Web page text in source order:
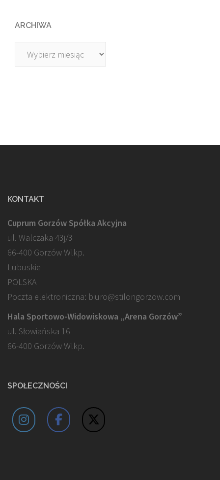
ARCHIWA
Archiwa
KONTAKT
Cuprum Gorzów Spółka Akcyjna
ul. Walczaka 43j/3
66-400 Gorzów Wlkp.
Lubuskie
POLSKA
Poczta elektroniczna: biuro@stilongorzow.com
Hala Sportowo-Widowiskowa „Arena Gorzów”
ul. Słowiańska 16
66-400 Gorzów Wlkp.
SPOŁECZNOŚCI